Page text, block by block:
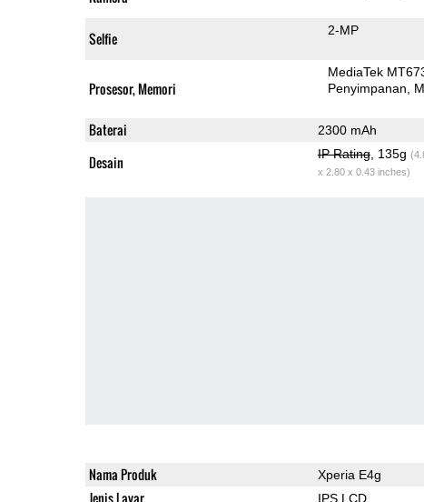
Selfie 2-MP
Prosesor, Memori
MediaTek
Penyimpanan
Baterai 2300 mAh
Desain IP Rating, 135g
x 2.80 x 0.43 inches)
Nama Produk Xperia E4g
Jenis Layar IPS LCD